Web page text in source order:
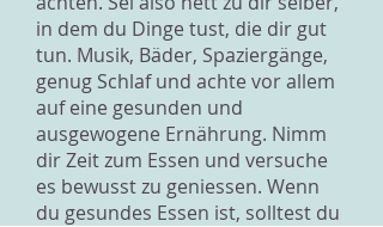
in dem du Dinge tust, die dir gut
tun. Musik, Bäder, Spaziergänge,
genug Schlaf und achte vor allem
auf eine gesunden und
ausgewogene Ernährung. Nimm
dir Zeit zum Essen und versuche
es bewusst zu geniessen. Wenn
du gesundes Essen ist, solltest du